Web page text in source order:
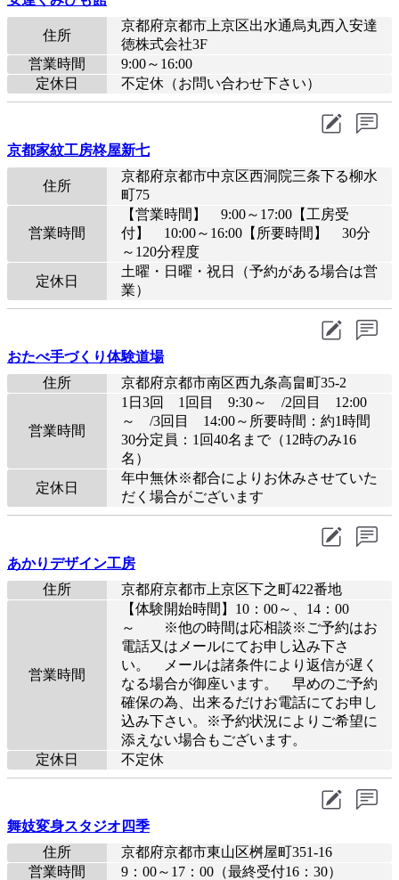
住所
京都府京都市上京区出水通烏丸西入安達
徳株式会社3F
営業時間
9:00～16:00
定休日
不定休（お問い合わせ下さい）
京都家紋工房柊屋新七
住所
京都府京都市中京区西洞院三条下る柳水
町75
営業時間
【営業時間】 9:00～17:00【工房受
付】 10:00～16:00【所要時間】 30分
～120分程度
定休日
土曜・日曜・祝日（予約がある場合は営
業）
おたべ手づくり体験道場
住所
京都府京都市南区西九条高畠町35-2
営業時間
1日3回 1回目 9:30～ /2回目 12:00
～ /3回目 14:00～所要時間：約1時間
30分定員：1回40名まで（12時のみ16
名）
定休日
年中無休※都合によりお休みさせていた
だく場合がございます
あかりデザイン工房
住所
京都府京都市上京区下之町422番地
営業時間
【体験開始時間】10：00～、14：00
～ ※他の時間は応相談※ご予約はお
電話又はメールにてお申し込み下さ
い。 メールは諸条件により返信が遅く
なる場合が御座います。 早めのご予約
確保の為、出来るだけお電話にてお申し
込み下さい。※予約状況によりご希望に
添えない場合もございます。
定休日
不定休
舞妓変身スタジオ四季
住所
京都府京都市東山区桝屋町351-16
営業時間
9：00～17：00（最終受付16：30）